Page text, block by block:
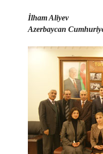
İlham Aliyev
Azerbaycan